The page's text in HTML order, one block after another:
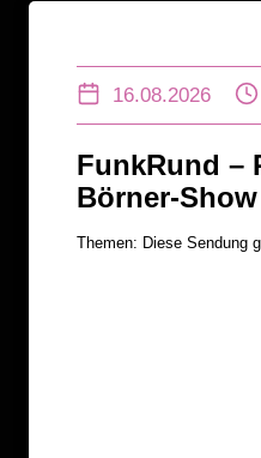
16.08.2026
FunkRund –
Börner-Show
Themen: Diese Sendung